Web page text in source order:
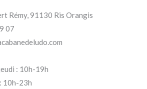
Rémy, 91130 Ris Orangis
07
: 10h-19h
10h-23h